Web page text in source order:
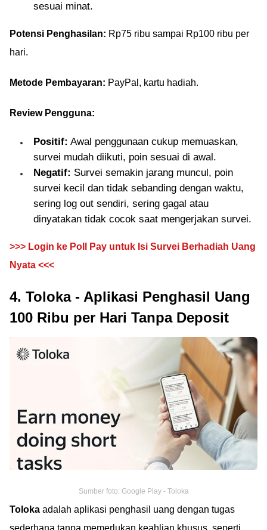
sesuai minat.
Potensi Penghasilan: Rp75 ribu sampai Rp100 ribu per
hari.
Metode Pembayaran: PayPal, kartu hadiah.
Review Pengguna:
Positif: Awal penggunaan cukup memuaskan,
survei mudah diikuti, poin sesuai di awal.
Negatif: Survei semakin jarang muncul, poin
survei kecil dan tidak sebanding dengan waktu,
sering log out sendiri, sering gagal atau
dinyatakan tidak cocok saat mengerjakan survei.
>>> Login ke Poll Pay untuk Isi Survei Berhadiah Uang
Nyata <<<
4. Toloka - Aplikasi Penghasil Uang
100 Ribu per Hari Tanpa Deposit
Sumber foto: Google Play - Toloka
Toloka adalah aplikasi penghasil uang dengan tugas
sederhana tanpa memerlukan keahlian khusus, seperti